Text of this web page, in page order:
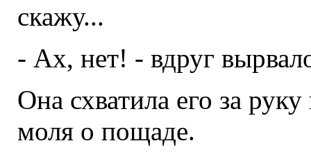
скажу...
- Ах, нет! - вдруг
Она схватила его за
моля о пощаде.